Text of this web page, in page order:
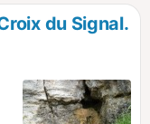
du Signal.